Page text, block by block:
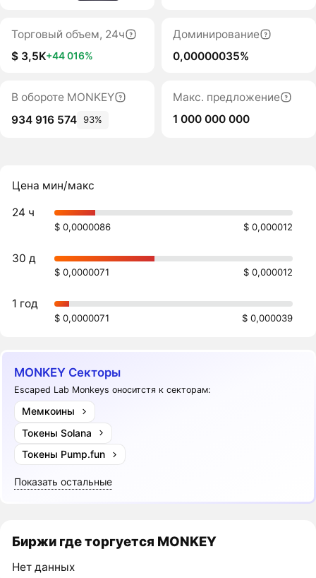
Торговый объем, 24ч
$ 3,5K+44 016%
Доминирование
0,00000035%
В обороте MONKEY
934 916 574 93%
Макс. предложение
1 000 000 000
Цена мин/макс
24 ч
$ 0,0000086 $ 0,000012
30 д
$ 0,0000071 $ 0,000012
1 год
$ 0,0000071 $ 0,000039
MONKEY Секторы
Escaped Lab Monkeys оноситстя к секторам:
Мемкоины
Токены Solana
Токены Pump.fun
Показать остальные
Биржи где торгуется MONKEY
Нет данных